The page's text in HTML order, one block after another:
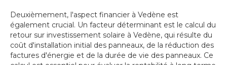
Deuxièmement, l'aspect financier à Vedène est
également crucial. Un facteur déterminant est le calcul du
retour sur investissement solaire à Vedène, qui résulte du
coût d'installation initial des panneaux, de la réduction des
factures d'énergie et de la durée de vie des panneaux. Ce